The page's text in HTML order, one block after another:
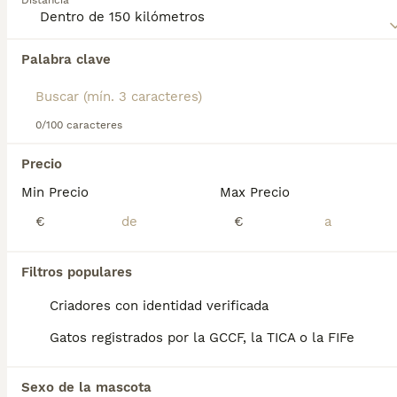
Palabra clave
0/100 caracteres
Precio
Min Precio
€
Max Precio
€
Filtros populares
Criadores con identidad verificada
Gatos registrados por la GCCF, la TICA o la FIFe
Sexo de la mascota
Encontramos 0 American Curl Gatos para
Si deseas exactamente esta búsqueda guarda tu
búsqueda y espera el resultado perfecto:
Preguntas frecuentes
¿Cuánto vale un gato curl
americano?
El coste de adquisición de esta raza puede
reputación del criador y la ubicación